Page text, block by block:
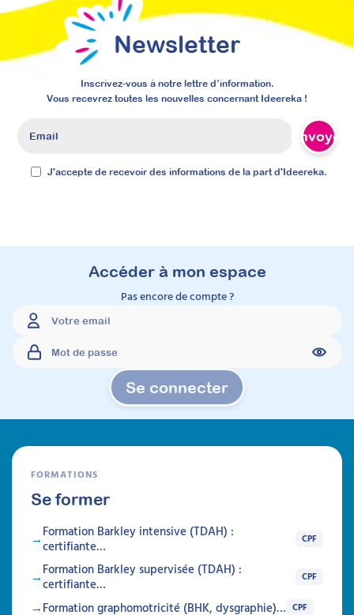
Newsletter
Inscrivez-vous à notre lettre d’information.
Vous recevrez toutes les nouvelles concernant Ideereka !
Envoyer
J'accepte de recevoir des informations de la part d'Ideereka.
Accéder à mon espace
Pas encore de compte ?
Se connecter
FORMATIONS
Se former
Formation Barkley intensive (TDAH) :
certifiante…
CPF
Formation Barkley supervisée (TDAH) :
certifiante…
CPF
Formation graphomotricité (BHK, dysgraphie)… CPF